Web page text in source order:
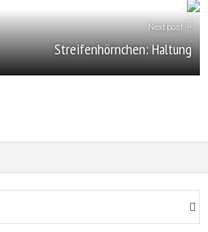
Next post
Streifenhörnchen: Haltung